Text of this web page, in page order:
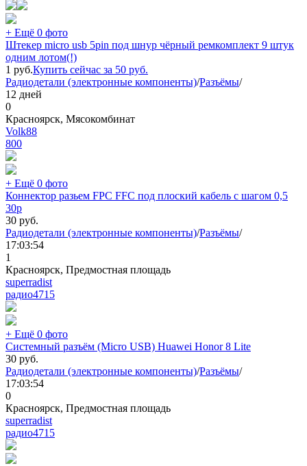
+ Ещё 0 фото
Штекер micro usb 5pin под шнур чёрный ремкомплект 9 штук
одним лотом(!)
1 руб.Купить сейчас за 50 руб.
Радиодетали (электронные компоненты)/Разъёмы/
12 дней
0
Красноярск, Мясокомбинат
Volk88
800
+ Ещё 0 фото
Коннектор разьем FPC FFC под плоский кабель с шагом 0,5
30p
30 руб.
Радиодетали (электронные компоненты)/Разъёмы/
17:03:54
1
Красноярск, Предмостная площадь
superradist
радио4715
+ Ещё 0 фото
Системный разъём (Micro USB) Huawei Honor 8 Lite
30 руб.
Радиодетали (электронные компоненты)/Разъёмы/
17:03:54
0
Красноярск, Предмостная площадь
superradist
радио4715